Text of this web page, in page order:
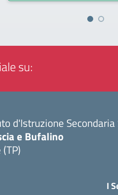
su:
d'Istruzione Secondaria
e Bufalino
I